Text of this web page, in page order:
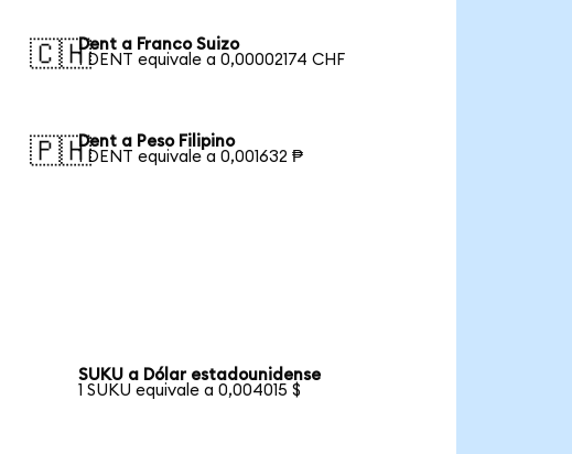
🇨🇭Dent a Franco Suizo
1 DENT equivale a 0,00002174 CHF
🇵🇭Dent a Peso Filipino
1 DENT equivale a 0,001632 ₱
SUKU a Dólar estadounidense
1 SUKU equivale a 0,004015 $